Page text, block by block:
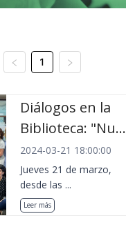
1
Diálogos en la
Biblioteca: "Nu...
2024-03-21 18:00:00
Jueves 21 de marzo,
desde las ...
Leer más